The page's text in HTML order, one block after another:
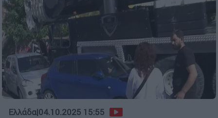
Ελλάδα|04.10.2025 15:55